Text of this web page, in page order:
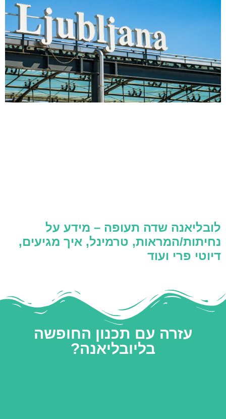
לובליאנה שדה תעופה – מידע על
נחיתות/המראות, טרמינל, איך מגיעים,
דיוטי פרי ועוד
עזרה עם תכנון החופשה
בליובליאנה?